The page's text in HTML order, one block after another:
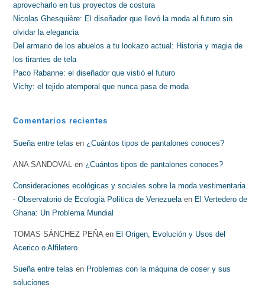
aprovecharlo en tus proyectos de costura
Nicolas Ghesquière: El diseñador que llevó la moda al futuro sin
olvidar la elegancia
Del armario de los abuelos a tu lookazo actual: Historia y magia de
los tirantes de tela
Paco Rabanne: el diseñador que vistió el futuro
Vichy: el tejido atemporal que nunca pasa de moda
Comentarios recientes
Sueña entre telas en¿Cuántos tipos de pantalones conoces?
ANA SANDOVAL en¿Cuántos tipos de pantalones conoces?
Consideraciones ecológicas y sociales sobre la moda vestimentaria.
- Observatorio de Ecología Política de Venezuelaen El Vertedero de
Ghana: Un Problema Mundial
TOMAS SÁNCHEZ PEÑAen El Origen, Evolución y Usos del
Acerico o Alfiletero
Sueña entre telas en Problemas con la máquina de coser y sus
soluciones